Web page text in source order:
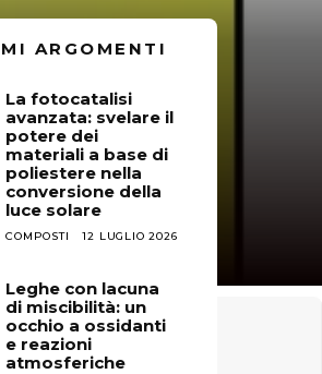
ARGOMENTI
La fotocatalisi
avanzata: svelare il
potere dei
materiali a base di
poliestere nella
conversione della
luce solare
COMPOSTI 12 LUGLIO 2026
Leghe con lacuna
di miscibilità: un
occhio a ossidanti
e reazioni
atmosferiche